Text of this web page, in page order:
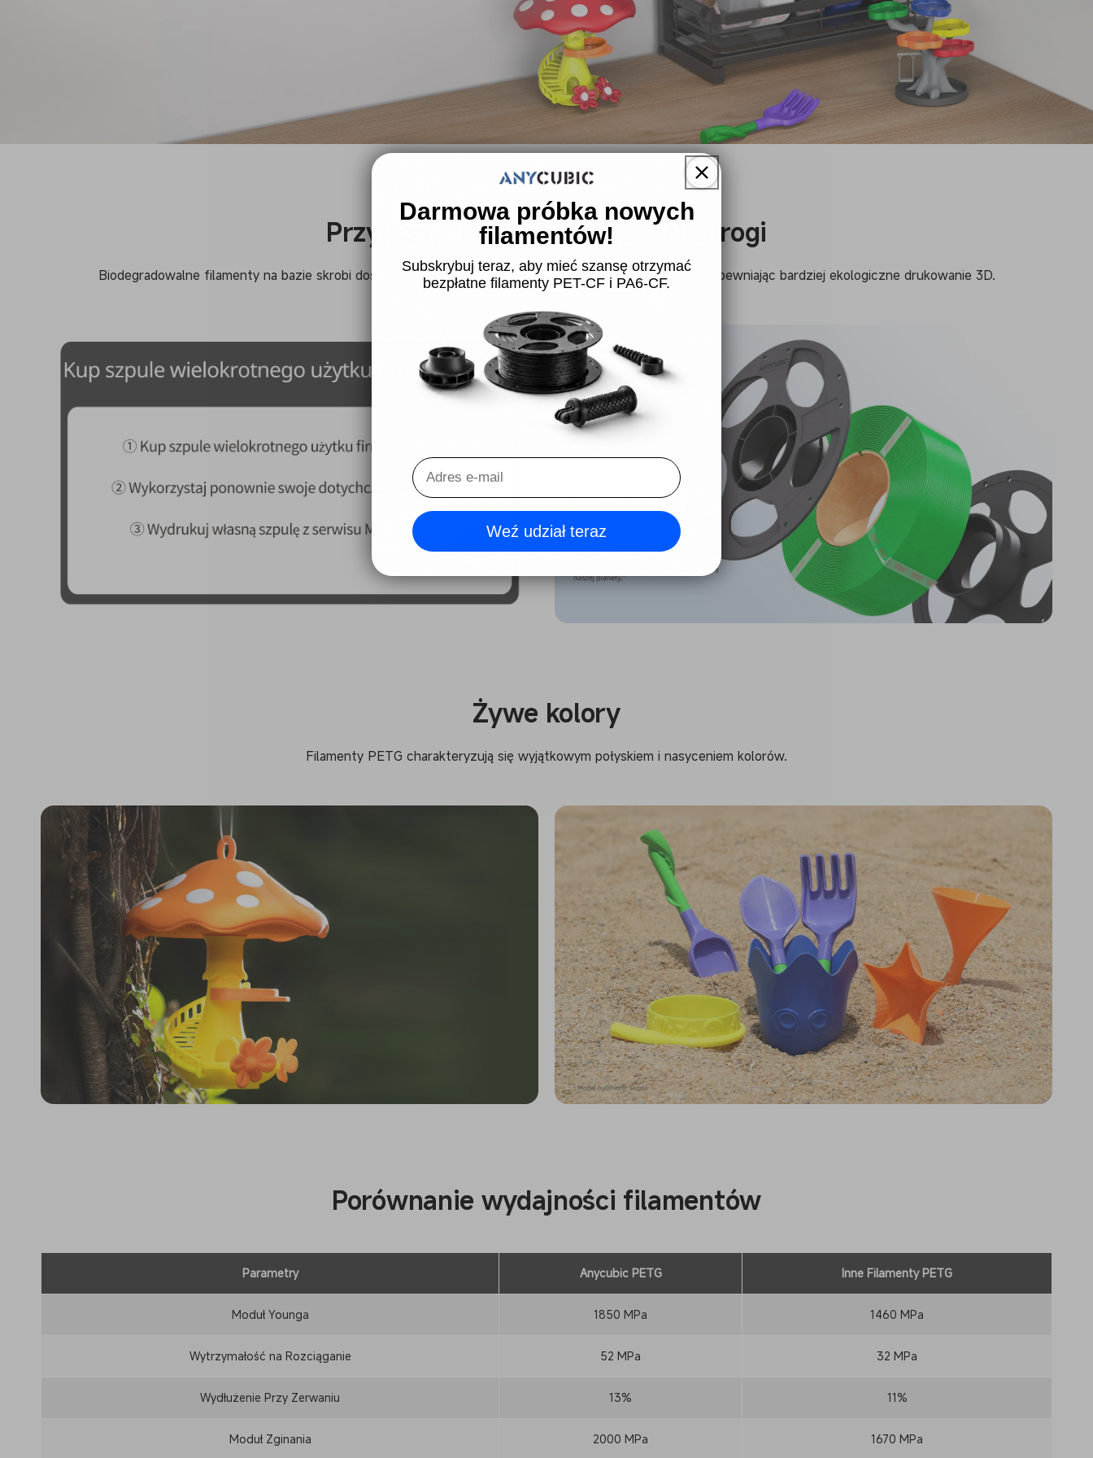
Ekonomiczne | Żywe kolory | Trwałe i odporne na uderzenia | Wodoodporne i
odporne na warunki atmosferyczne | Odporne na chemikalia | Inteligentna
Przyjazny dla środowiska & Niedrogi
Biodegradowalne filamenty na bazie skrobi doskonale współpracują z wielokrotnego użytku szpulami, zapewniając bardziej ekologiczne drukowanie 3D.
Żywe kolory
Filamenty PETG charakteryzują się wyjątkowym połyskiem i nasyceniem kolorów.
Porównanie wydajności filamentów
Parametry Anycubic PETG Inne Filamenty PETG
Moduł Younga 1850 MPa 1460 MPa
Wytrzymałość na Rozciąganie 52 MPa 32 MPa
Wydłużenie Przy Zerwaniu 13% 11%
Moduł Zginania 2000 MPa 1670 MPa
Darmowa próbka nowych
filamentów!
Subskrybuj teraz, aby mieć szansę otrzymać
bezpłatne filamenty PET-CF i PA6-CF.
Weź udział teraz